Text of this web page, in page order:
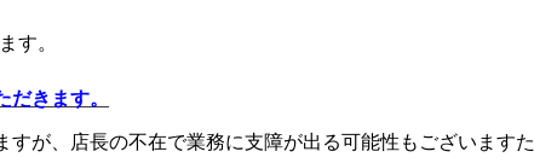
す。
きます。
が、店長の不在で業務に支障が出る可能性もございますた